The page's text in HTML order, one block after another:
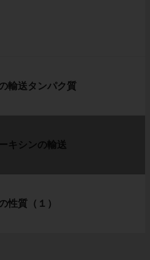
輸送タンパク質
キシンの輸送
性質（１）